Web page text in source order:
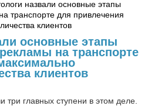
назвали основные этапы
транспорте для привлечения
клиентов
основные этапы
на транспорте
клиентов
три главных ступени в этом деле.